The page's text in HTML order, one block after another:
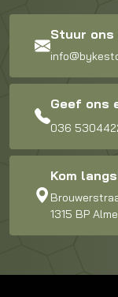
Stuur ons
Geef ons
036
Kom
1315 BP